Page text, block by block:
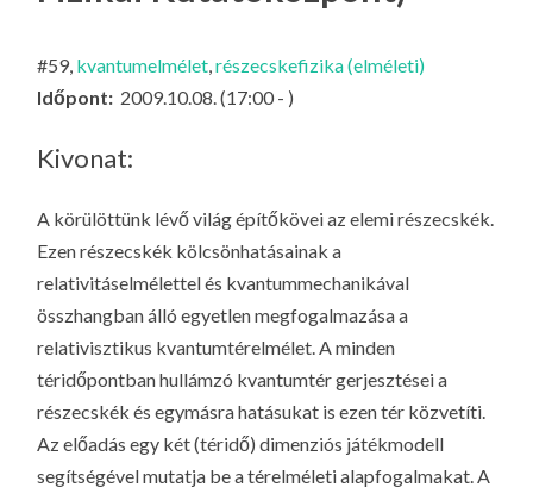
G
KI
#59, kvantumelmélet,részecskefizika (elméleti)
Időpont: 2009.10.08. (17:00 - )
Kivonat:
A körülöttünk lévő világ építőkövei az elemi részecskék.
Ezen részecskék kölcsönhatásainak a
relativitáselmélettel és kvantummechanikával
összhangban álló egyetlen megfogalmazása a
relativisztikus kvantumtérelmélet. A minden
téridőpontban hullámzó kvantumtér gerjesztései a
részecskék és egymásra hatásukat is ezen tér közvetíti.
Az előadás egy két (téridő) dimenziós játékmodell
segítségével mutatja be a térelméleti alapfogalmakat. A